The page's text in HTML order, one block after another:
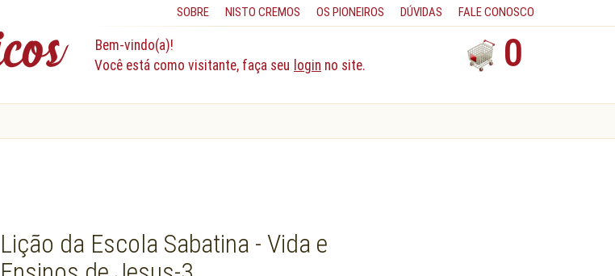
SOBRE NISTO CREMOS OS PIONEIROS DÚVIDAS FALE CONOSCO
Bem-vindo(a)!
Você está como visitante, faça seu login no site. 0
Lição da Escola Sabatina - Vida e